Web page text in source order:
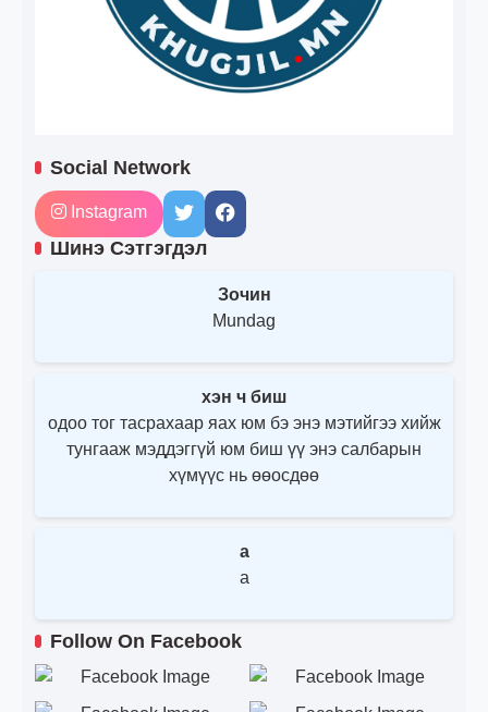
Social Network
Instagram
Шинэ Сэтгэгдэл
Зочин
Mundag
хэн ч биш
одоо тог тасрахаар яах юм бэ энэ мэтийгээ хийж
тунгааж мэддэггүй юм биш үү энэ салбарын
хүмүүс нь өөосдөө
a
a
Follow On Facebook